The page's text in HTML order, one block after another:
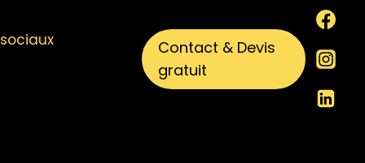
Contact & Devis
gratuit